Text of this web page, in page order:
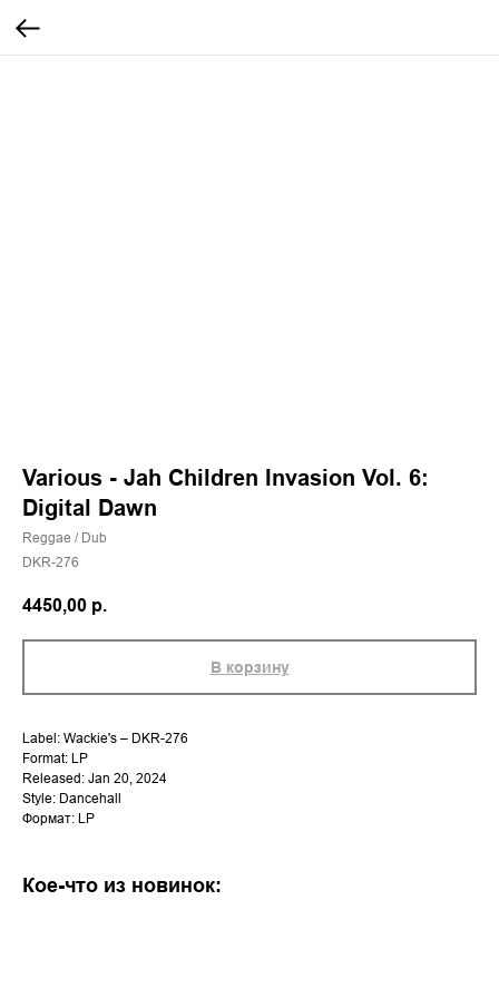
Various - Jah Children Invasion Vol. 6:
Digital Dawn
Reggae / Dub
DKR-276
4450,00 р.
В корзину
Label: Wackie's – DKR-276
Format: LP
Released: Jan 20, 2024
Style: Dancehall
Формат: LP
Кое-что из новинок: